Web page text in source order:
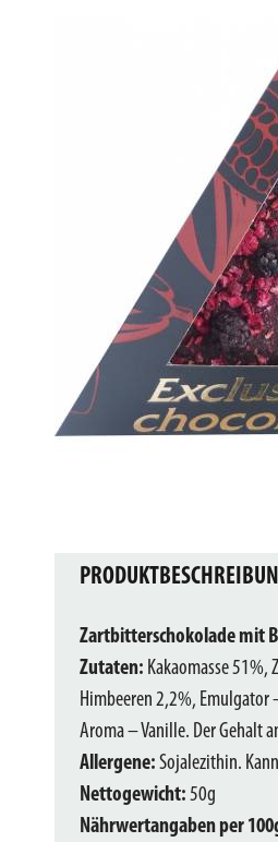
Zartbitterschokolade mit
Zutaten: Kakaomasse
Himbeeren 2,2%, Emulgator
Aroma – Vanille. Der Gehalt
Allergene: Sojalezithin.
Nettogewicht: 50g
Nährwertangaben per